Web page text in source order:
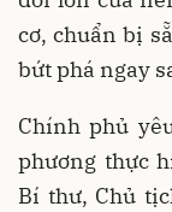
cơ, chuẩn bị
bứt phá ngay
Chính phủ
phương thực
Bí thư, Chủ